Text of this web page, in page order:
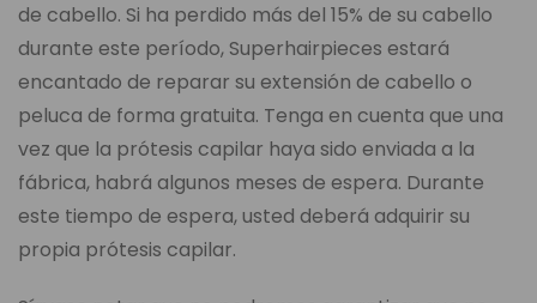
de cabello. Si ha perdido más del 15% de su cabello
durante este período, Superhairpieces estará
encantado de reparar su extensión de cabello o
peluca de forma gratuita. Tenga en cuenta que una
vez que la prótesis capilar haya sido enviada a la
fábrica, habrá algunos meses de espera. Durante
este tiempo de espera, usted deberá adquirir su
propia prótesis capilar.